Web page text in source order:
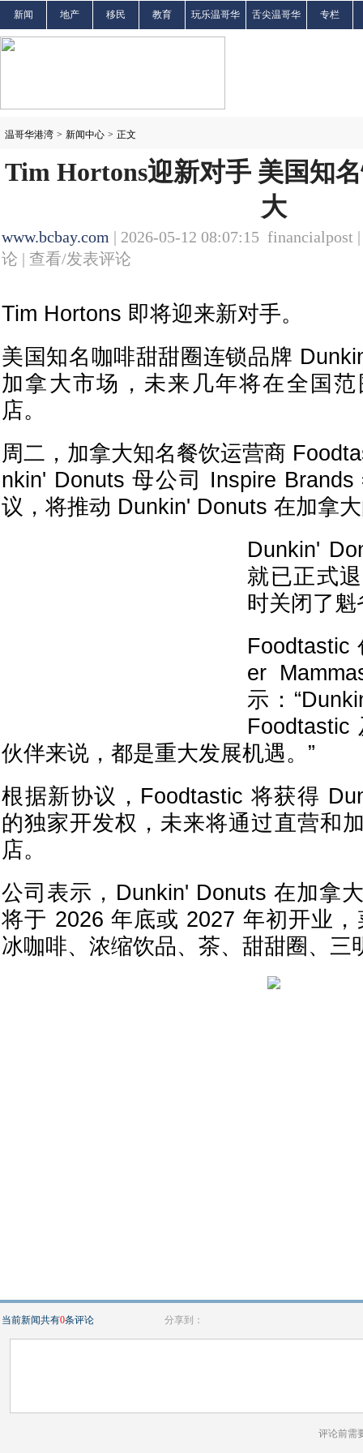
新闻 地产 移民 教育 玩乐温哥华 舌尖温哥华 专栏
温哥华港湾 > 新闻中心 > 正文
Tim Hortons迎新对手 美国知
大
www.bcbay.com | 2026-05-12 08:07:15 financialpost
论 | 查看/发表评论
Tim Hortons 即将迎来新对手。
美国知名咖啡甜甜圈连锁品牌
加拿大市场，未来几年将在全国
店。
周二，加拿大知名餐饮运营商
nkin' Donuts 母公司 Inspire
议，将推动 Dunkin' Donuts 在加拿
Dunkin'
就已正式
时关闭了
Foodtastic
er
示：
Foodtastic
伙伴来说，都是重大发展机遇。”
根据新协议，Foodtastic 将获得
的独家开发权，未来将通过直营和
店。
公司表示，Dunkin' Donuts 在加拿
将于 2026 年底或 2027 年初开业
冰咖啡、浓缩饮品、茶、甜甜圈、三
当前新闻共有0条评论 分享到：
评论前需